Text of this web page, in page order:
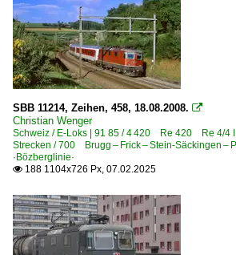
SBB 11214, Zeihen, 458, 18.08.2008. 
Christian Wenger
Schweiz / E-Loks | 91 85 / 4 420 Re 420 Re 4/4
Strecken / 700 Brugg – Frick – Stein-Säckingen
·Bözberglinie·
 188 1104x726 Px, 07.02.2025